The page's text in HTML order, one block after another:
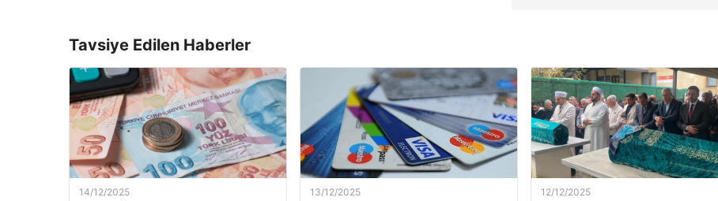
Tavsiye Edilen Haberler
14/12/2025 13/12/2025 12/12/2025